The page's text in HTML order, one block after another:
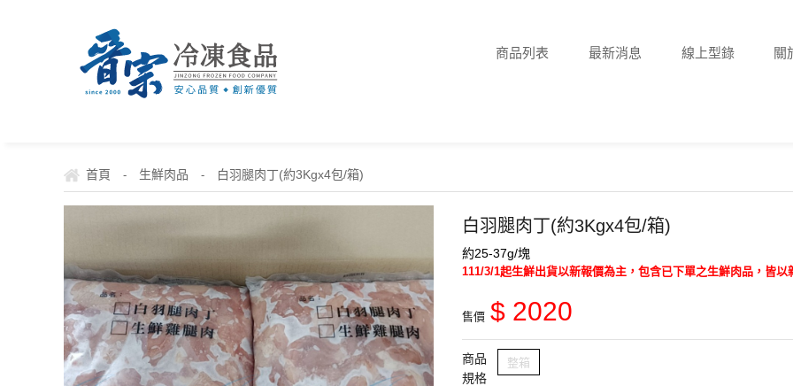
商品列表 最新消息 線上型錄 關
首頁 - 生鮮肉品 - 白羽腿肉丁(約3Kgx4包/箱)
白羽腿肉丁(約3Kgx4包/箱)
約25-37g/塊
111/3/1起生鮮出貨以新報價為主，包含已下單之生鮮肉品，皆以
售價 $ 2020
商品
規格
整箱